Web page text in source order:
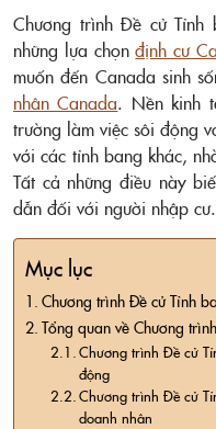
Chương trình Đề cử
những lựa chọnđịnh cư
muốn đến Canada sinh
nhân Canada. Nền kinh
trường làm việc sôi động
với các tỉnh bang khác,
Tất cả những điều này
dẫn đối với người nhập cư.
Mục lục
Chương trình Đề cử Tỉnh
Tổng quan về Chương
Chương trình Đề cử
động
Chương trình Đề cử
doanh nhân